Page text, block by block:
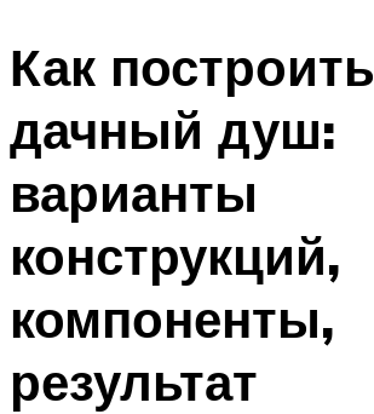
Как построить
дачный душ:
варианты
конструкций,
компоненты,
результат